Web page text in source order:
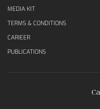
MEDIA KIT
TERMS & CONDITIONS
CARIEER
PUBLICATIONS